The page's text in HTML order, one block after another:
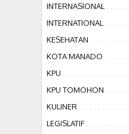
INTERNASIONAL
INTERNATIONAL
KESEHATAN
KOTA MANADO
KPU
KPU TOMOHON
KULINER
LEGISLATIF